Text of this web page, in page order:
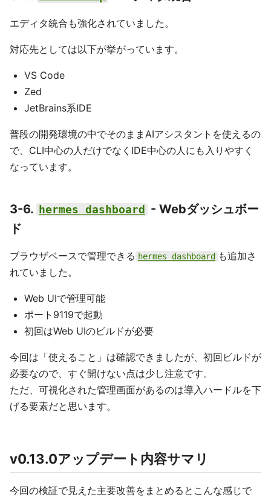
エディタ統合も強化されていました。
対応先としては以下が挙がっています。
VS Code
Zed
JetBrains系IDE
普段の開発環境の中でそのままAIアシスタントを使えるの
で、CLI中心の人だけでなくIDE中心の人にも入りやすく
なっています。
3-6. hermes dashboard
- Webダッシュボー
ド
ブラウザベースで管理できる hermes dashboard も追加さ
れていました。
Web UIで管理可能
ポート9119で起動
初回はWeb UIのビルドが必要
今回は「使えること」は確認できましたが、初回ビルドが
必要なので、すぐ開けない点は少し注意です。
ただ、可視化された管理画面があるのは導入ハードルを下
げる要素だと思います。
v0.13.0アップデート内容サマリ
今回の検証で見えた主要改善をまとめるとこんな感じで